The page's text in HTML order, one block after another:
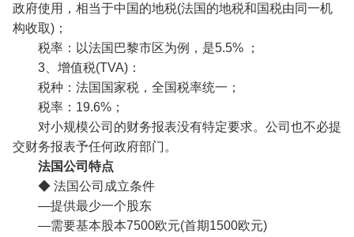
政府使用，相当于中国的地税(法国的地税和国税由同一机
构收取)；
税率：以法国巴黎市区为例，是5.5% ；
3、增值税(TVA)：
税种：法国国家税，全国税率统一；
税率：19.6%；
对小规模公司的财务报表没有特定要求。公司也不必提
交财务报表予任何政府部门。
法国公司特点
◆ 法国公司成立条件
—提供最少一个股东
—需要基本股本7500欧元(首期1500欧元)